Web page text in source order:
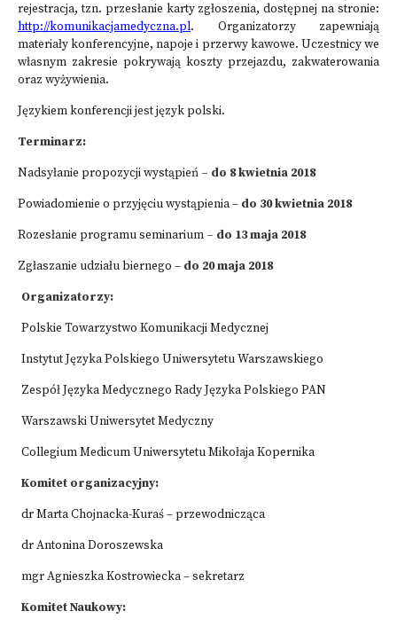
rejestracja, tzn. przesłanie karty zgłoszenia, dostępnej na stronie:
http://komunikacjamedyczna.pl. Organizatorzy zapewniają
materiały konferencyjne, napoje i przerwy kawowe. Uczestnicy we
własnym zakresie pokrywają koszty przejazdu, zakwaterowania
oraz wyżywienia.
Językiem konferencji jest język polski.
Terminarz:
Nadsyłanie propozycji wystąpień – do 8 kwietnia 2018
Powiadomienie o przyjęciu wystąpienia – do 30 kwietnia 2018
Rozesłanie programu seminarium – do 13 maja 2018
Zgłaszanie udziału biernego – do 20 maja 2018
Organizatorzy:
Polskie Towarzystwo Komunikacji Medycznej
Instytut Języka Polskiego Uniwersytetu Warszawskiego
Zespół Języka Medycznego Rady Języka Polskiego PAN
Warszawski Uniwersytet Medyczny
Collegium Medicum Uniwersytetu Mikołaja Kopernika
Komitet organizacyjny:
dr Marta Chojnacka-Kuraś – przewodnicząca
dr Antonina Doroszewska
mgr Agnieszka Kostrowiecka – sekretarz
Komitet Naukowy: